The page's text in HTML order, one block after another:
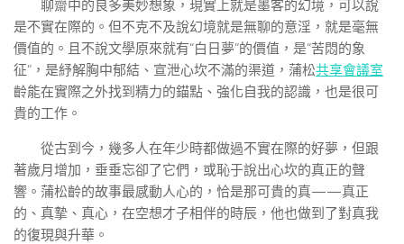
聊齋中的良多美妙想象，現實上就是墨客的幻境，可以說
是不實在際的。但不克不及說幻境就是無聊的意淫，就是毫無
價值的。且不說文學原來就有“白日夢”的價值，是“苦悶的象
征”，是紓解胸中郁結、宣泄心坎不滿的渠道，蒲松共享會議室
齡能在實際之外找到精力的錨點、強化自我的認識，也是很可
貴的工作。
從古到今，幾多人在年少時都做過不實在際的好夢，但跟
著歲月增加，垂垂忘卻了它們，或恥于說出心坎的真正的聲
響。蒲松齡的故事最感動人心的，恰是那可貴的真——真正
的、真摯、真心，在空想才子相伴的時辰，他也做到了對真我
的復現與升華。